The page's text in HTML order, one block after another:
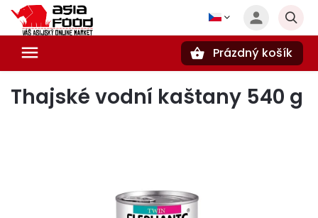
Prázdný košík
Thajské vodní kaštany 540 g